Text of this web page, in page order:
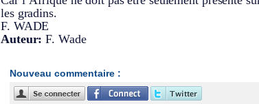
les gradins.
F. WADE
Auteur: F. Wade
Nouveau commentaire :